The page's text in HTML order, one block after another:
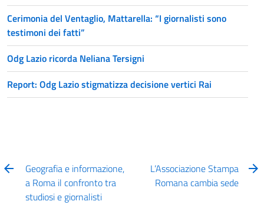
Cerimonia del Ventaglio, Mattarella: “I giornalisti sono
testimoni dei fatti”
Odg Lazio ricorda Neliana Tersigni
Report: Odg Lazio stigmatizza decisione vertici Rai
Geografia e informazione,
a Roma il confronto tra
studiosi e giornalisti
L’Associazione Stampa
Romana cambia sede